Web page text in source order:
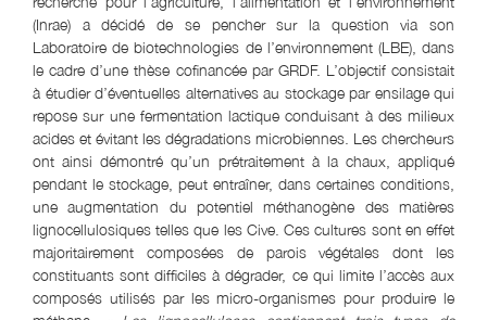
(Inrae) a décidé de se pencher sur la question via son
Laboratoire de biotechnologies de l’environnement (LBE), dans
le cadre d’une thèse cofinancée par GRDF. L’objectif consistait
à étudier d’éventuelles alternatives au stockage par ensilage qui
repose sur une fermentation lactique conduisant à des milieux
acides et évitant les dégradations microbiennes. Les chercheurs
ont ainsi démontré qu’un prétraitement à la chaux, appliqué
pendant le stockage, peut entraîner, dans certaines conditions,
une augmentation du potentiel méthanogène des matières
lignocellulosiques telles que les Cive. Ces cultures sont en effet
majoritairement composées de parois végétales dont les
constituants sont difficiles à dégrader, ce qui limite l’accès aux
composés utilisés par les micro-organismes pour produire le